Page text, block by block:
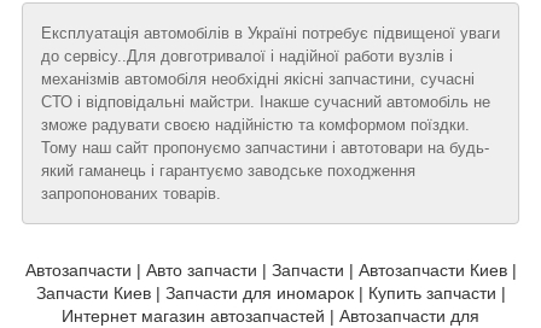
Експлуатація автомобілів в Україні потребує підвищеної уваги
до сервісу..Для довготривалої і надійної работи вузлів і
механізмів автомобіля необхідні якісні запчастини, сучасні
СТО і відповідальні майстри. Інакше сучасний автомобіль не
зможе радувати своєю надійністю та комформом поїздки.
Тому наш сайт пропонуємо запчастини і автотовари на будь-
який гаманець і гарантуємо заводське походження
запропонованих товарів.
Автозапчасти | Авто запчасти | Запчасти | Автозапчасти Киев |
Запчасти Киев | Запчасти для иномарок | Купить запчасти |
Интернет магазин автозапчастей | Автозапчасти для